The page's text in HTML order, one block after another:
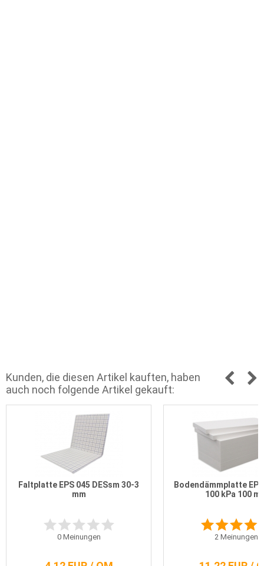
Kunden, die diesen Artikel kauften, haben
auch noch folgende Artikel gekauft:
Faltplatte EPS 045 DESsm 30-3
mm
0Meinungen
Bodendämmplatte EPS
100 kPa 100
2Meinungen